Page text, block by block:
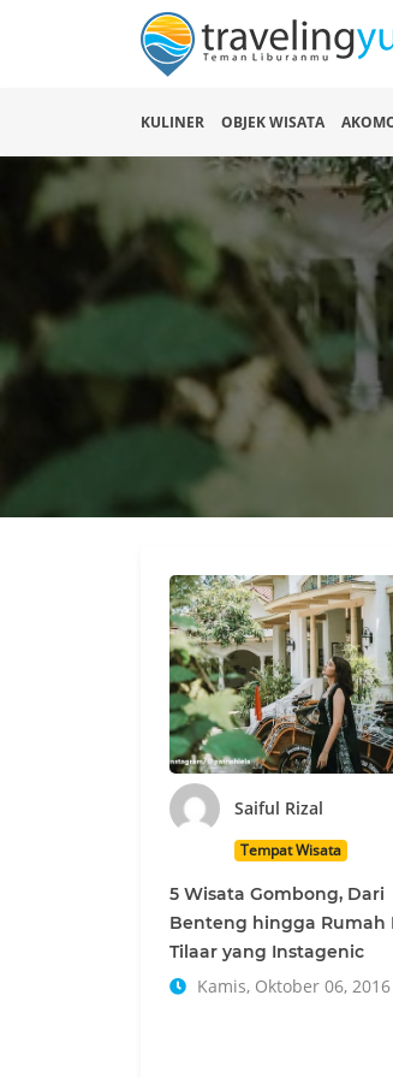
KULINER OBJEK WISATA
Saiful Rizal
Tempat Wisata
5 Wisata Gombong, Dari
Benteng hingga Rumah
Tilaar yang Instagenic
Kamis, Oktober 06,